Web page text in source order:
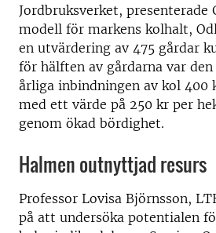
Jordbruksverket, presenterade
modell för markens kolhalt,
en utvärdering av 475 gårdar
för hälften av gårdarna var
årliga inbindningen av kol 400
med ett värde på 250 kr per
genom ökad bördighet.
Halmen outnyttjad resurs
Professor Lovisa Björnsson,
på att undersöka potentialen